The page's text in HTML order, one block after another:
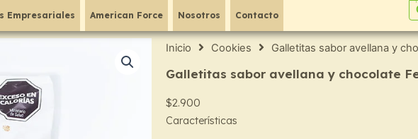
Empresariales American Force Nosotros Contacto
Inicio Cookies Galletitas sabor avellana y
Galletitas sabor avellana y chocolate
$2.900
Características